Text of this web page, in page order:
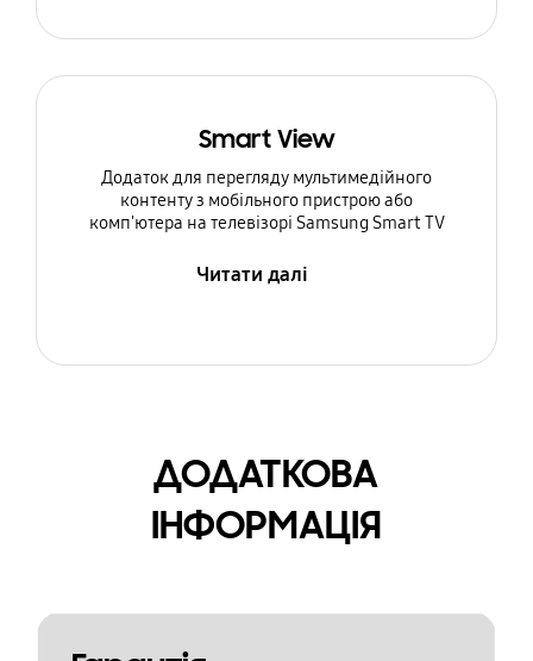
Smart View
Додаток для перегляду мультимедійного
контенту з мобільного пристрою або
комп'ютера на телевізорі Samsung Smart TV
Читати далі
ДОДАТКОВА
ІНФОРМАЦІЯ